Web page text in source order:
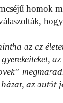
homok
az az
az
az autót